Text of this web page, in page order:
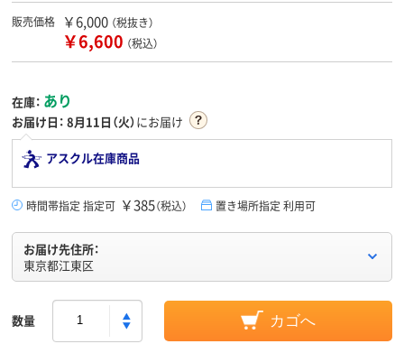
販売価格 ￥6,000 （税抜き）
￥6,600 （税込）
在庫： あり
お届け日： 8月11日（火）にお届け
アスクル在庫商品
時間帯指定 指定可 ￥385（税込） 置き場所指定 利用可
お届け先住所：
東京都江東区
数量 カゴへ